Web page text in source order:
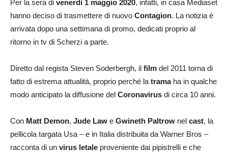
Per la sera di venerdì 1 maggio 2020, infatti, in casa Mediaset
hanno deciso di trasmettere di nuovo Contagion. La notizia è
arrivata dopo una settimana di promo, dedicati proprio al
ritorno in tv di Scherzi a parte.
Diretto dal regista Steven Soderbergh, il film del 2011 torna di
fatto di estrema attualità, proprio perché la tramaha in qualche
modo anticipato la diffusione del Coronavirus di circa 10 anni.
Con Matt Demon, Jude Law e Gwineth Paltrow nel cast, la
pellicola targata Usa – e in Italia distribuita da Warner Bros –
racconta di un virus letale proveniente dai pipistrelli e che